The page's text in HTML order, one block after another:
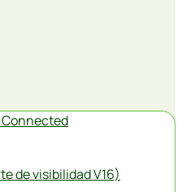
Connected
de visibilidad V16)